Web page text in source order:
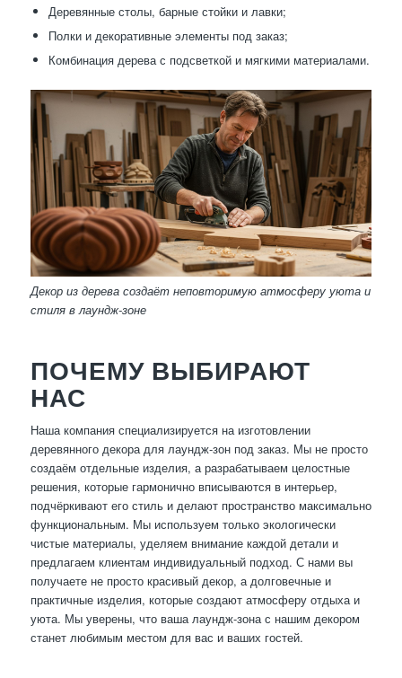
Деревянные столы, барные стойки и лавки;
Полки и декоративные элементы под заказ;
Комбинация дерева с подсветкой и мягкими материалами.
Декор из дерева создаёт неповторимую атмосферу уюта и
стиля в лаундж-зоне
ПОЧЕМУ ВЫБИРАЮТ
НАС
Наша компания специализируется на изготовлении
деревянного декора для лаундж-зон под заказ. Мы не просто
создаём отдельные изделия, а разрабатываем целостные
решения, которые гармонично вписываются в интерьер,
подчёркивают его стиль и делают пространство максимально
функциональным. Мы используем только экологически
чистые материалы, уделяем внимание каждой детали и
предлагаем клиентам индивидуальный подход. С нами вы
получаете не просто красивый декор, а долговечные и
практичные изделия, которые создают атмосферу отдыха и
уюта. Мы уверены, что ваша лаундж-зона с нашим декором
станет любимым местом для вас и ваших гостей.